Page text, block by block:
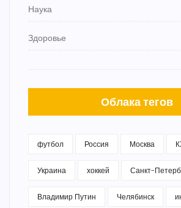
Наука
Здоровье
Облака тегов
футбол Россия Москва
Украина хоккей Санкт-
Владимир Путин Челябинск